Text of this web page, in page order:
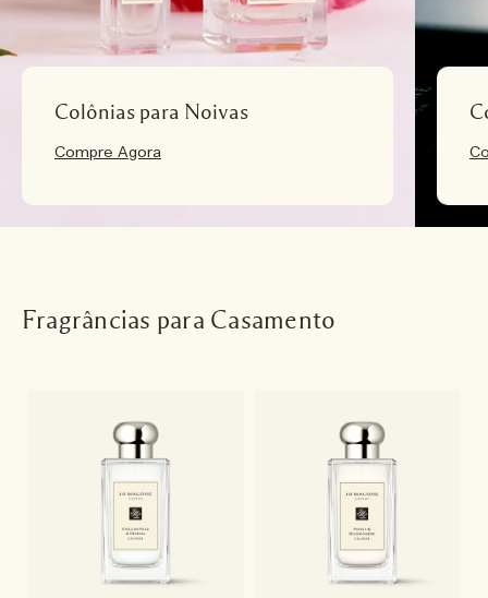
Colônias para Noivas
Compre Agora
Fragrâncias para Casamento